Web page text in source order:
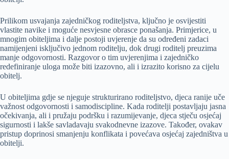
Prilikom usvajanja zajedničkog roditeljstva, ključno je osvijestiti
vlastite navike i moguće nesvjesne obrasce ponašanja. Primjerice, u
mnogim obiteljima i dalje postoji uvjerenje da su određeni zadaci
namijenjeni isključivo jednom roditelju, dok drugi roditelj preuzima
manje odgovornosti. Razgovor o tim uvjerenjima i zajedničko
redefiniranje uloga može biti izazovno, ali i izrazito korisno za cijelu
obitelj.
U obiteljima gdje se njeguje strukturirano roditeljstvo, djeca ranije uče
važnost odgovornosti i samodiscipline. Kada roditelji postavljaju jasna
očekivanja, ali i pružaju podršku i razumijevanje, djeca stječu osjećaj
sigurnosti i lakše savladavaju svakodnevne izazove. Također, ovakav
pristup doprinosi smanjenju konflikata i povećava osjećaj zajedništva u
obitelji.